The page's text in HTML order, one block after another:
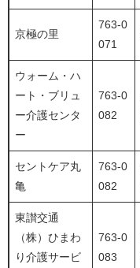
京極の里
763-0
071
ウォーム・ハ
ート・ブリュ
ー介護センタ
ー
763-0
082
セントケア丸
亀
763-0
082
東讃交通
（株）ひまわ
り介護サービ
763-0
083